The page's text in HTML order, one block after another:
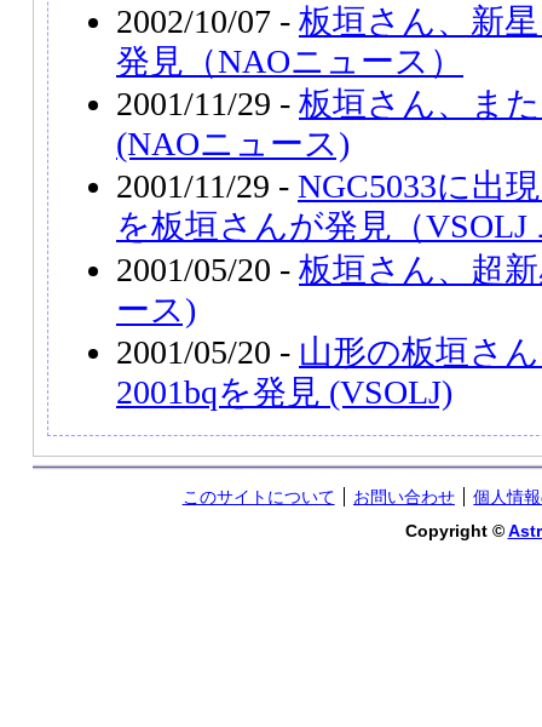
2002/10/07 - 板垣さん、新
発見（NAOニュース）
2001/11/29 - 板垣さん、ま
(NAOニュース)
2001/11/29 - NGC5033に出
を板垣さんが発見（VSOLJ
2001/05/20 - 板垣さん、超
ース)
2001/05/20 - 山形の板垣さ
2001bqを発見 (VSOLJ)
このサイトについて お問い合わせ
個人情
Copyright ©